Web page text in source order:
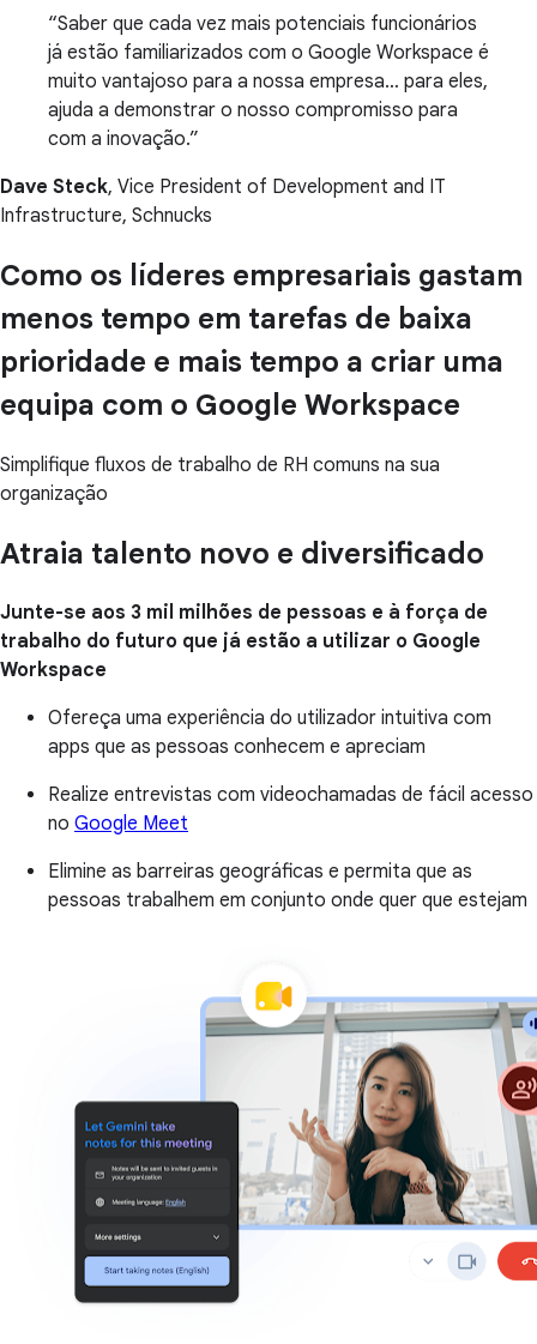
Saber que cada vez mais potenciais funcionários
já estão familiarizados com o Google Workspace é
muito vantajoso para a nossa empresa… para eles,
ajuda a demonstrar o nosso compromisso para
com a inovação.
Dave Steck, Vice President of Development and IT
Infrastructure, Schnucks
Como os líderes empresariais gastam
menos tempo em tarefas de baixa
prioridade e mais tempo a criar uma
equipa com o Google Workspace
Simplifique fluxos de trabalho de RH comuns na sua
organização
Atraia talento novo e diversificado
Junte-se aos 3 mil milhões de pessoas e à força de
trabalho do futuro que já estão a utilizar o Google
Workspace
Ofereça uma experiência do utilizador intuitiva com
apps que as pessoas conhecem e apreciam
Realize entrevistas com videochamadas de fácil acesso
no Google Meet
Elimine as barreiras geográficas e permita que as
pessoas trabalhem em conjunto onde quer que estejam